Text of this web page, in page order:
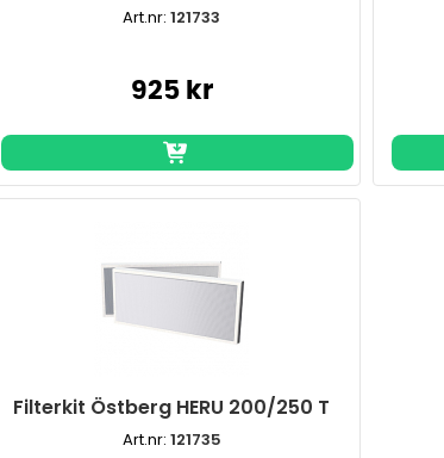
Art.nr:121733
925 kr
Filterkit Östberg HERU 200/250 T
Art.nr: 121735